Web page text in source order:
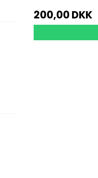
200,00 DKK